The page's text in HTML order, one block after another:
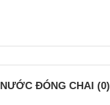
NƯỚC ĐÓNG CHAI (0)